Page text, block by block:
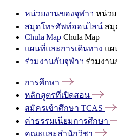
หน่วยงานของจุฬาฯ หน่ว
สมุดโทรศัพท์ออนไลน์ ส
Chula Map Chula Map
แผนที่และการเดินทาง แผ
ร่วมงานกับจุฬาฯ ร่วมงา
การศึกษา
หลักสูตรที่เปิดสอน
สมัครเข้าศึกษา TCAS
ค่าธรรมเนียมการศึกษา
คณะและสำนักวิชา